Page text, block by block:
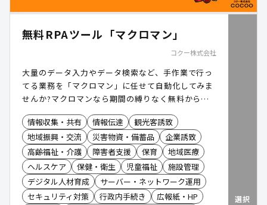
無料RPAツール「マクロマン」
コクー株式会社
大量のデータ入力やデータ検索など、手作業で行っ
てる業務を「マクロマン」に任せて自動化してみま
せんか?マクロマンなら期間の縛りなく無料から利
用できます。
情報収集・共有
情報伝達
観光客誘致
地域振興・交流
災害物資・備蓄品
企業誘致
高齢福祉・介護
障害者支援 保育
地域医療
ヘルスケア
保健・衛生 児童福祉
施設管理
デジタル人材育成
サーバー・ネットワーク運用
セキュリティ対策
行政内手続き
広報紙・HP
選択